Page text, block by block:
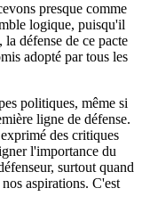
presque comme
logique, puisqu'il
, la défense de ce pacte
adopté par tous les
politiques, même si
ligne de défense.
des critiques
l'importance du
surtout quand
aspirations. C'est